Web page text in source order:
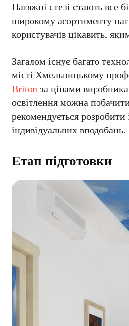
Натяжні стелі стають все
широкому асортименту
користувачів цікавить,
Загалом існує багато
місті Хмельницькому
Briton за цінами
освітлення можна
рекомендується
індивідуальних вподобань.
Етап підготовки